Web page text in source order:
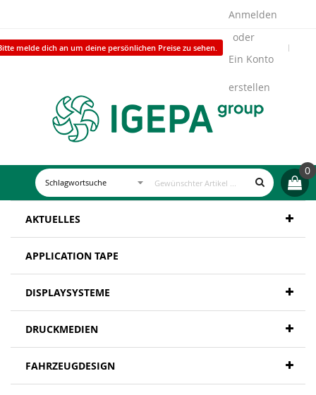
melde dich an um deine persönlichen Preise zu sehen.
Anmelden
Ein Konto
erstellen
0
AKTUELLES
APPLICATION TAPE
DISPLAYSYSTEME
DRUCKMEDIEN
FAHRZEUGDESIGN